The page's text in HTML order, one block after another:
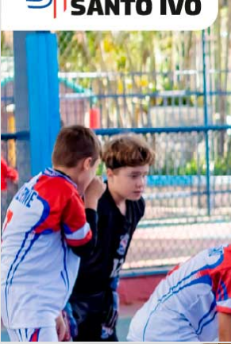
Lista de vídeos
NOSSOCANAL